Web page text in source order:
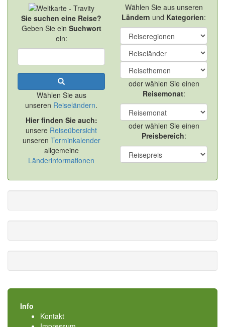
Sie suchen eine Reise?
Geben Sie ein Suchwort
ein:
Wählen Sie aus
unseren Reiseländern.
Hier finden Sie auch:
unsere Reiseübersicht
unseren Terminkalender
allgemeine
Länderinformationen
Wählen Sie aus unseren
Ländern und Kategorien:
oder wählen Sie einen
Reisemonat:
oder wählen Sie einen
Preisbereich:
Info
Kontakt